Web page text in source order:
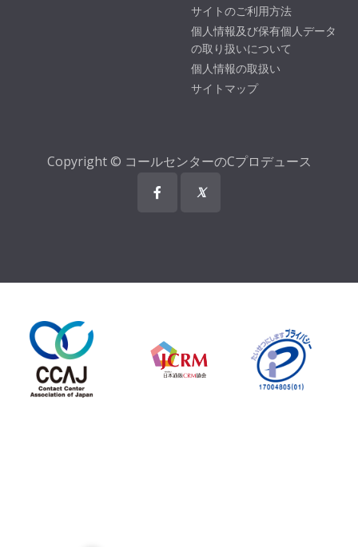
サイトのご利用方法
個人情報及び保有個人データ
の取り扱いについて
個人情報の取扱い
サイトマップ
Copyright © コールセンターのCプロデュース